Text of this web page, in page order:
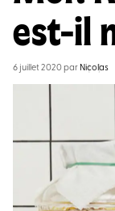
est-il
6 juillet 2020par Nicolas